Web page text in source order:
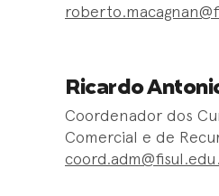
Ricardo
Coordenador dos
Comercial e de